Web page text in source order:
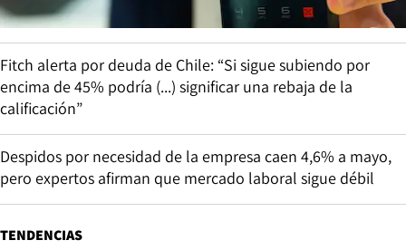
Fitch alerta por deuda de Chile: “Si sigue subiendo por
encima de 45% podría (...) significar una rebaja de la
calificación”
Despidos por necesidad de la empresa caen 4,6% a mayo,
pero expertos afirman que mercado laboral sigue débil
TENDENCIAS